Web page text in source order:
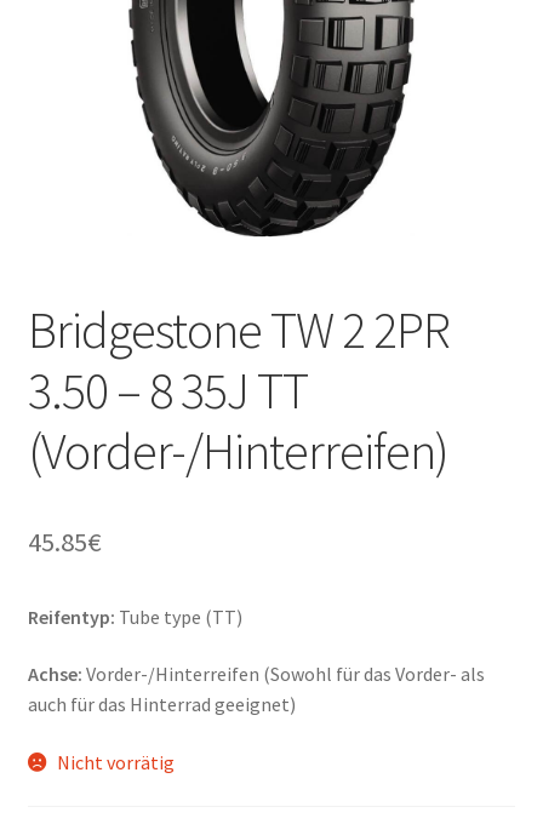
Bridgestone TW 2 2PR
3.50 – 8 35J TT
(Vorder-/Hinterreifen)
45.85€
Reifentyp: Tube type (TT)
Achse: Vorder-/Hinterreifen (Sowohl für das Vorder- als
auch für das Hinterrad geeignet)
Nicht vorrätig